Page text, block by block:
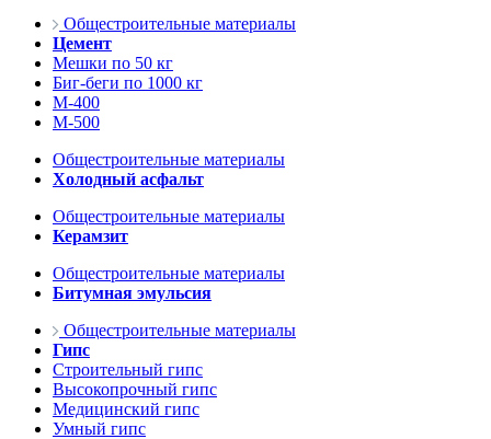
Общестроительные материалы
Цемент
Мешки по 50 кг
Биг-беги по 1000 кг
М-400
М-500
Общестроительные материалы
Холодный асфальт
Общестроительные материалы
Керамзит
Общестроительные материалы
Битумная эмульсия
Общестроительные материалы
Гипс
Строительный гипс
Высокопрочный гипс
Медицинский гипс
Умный гипс